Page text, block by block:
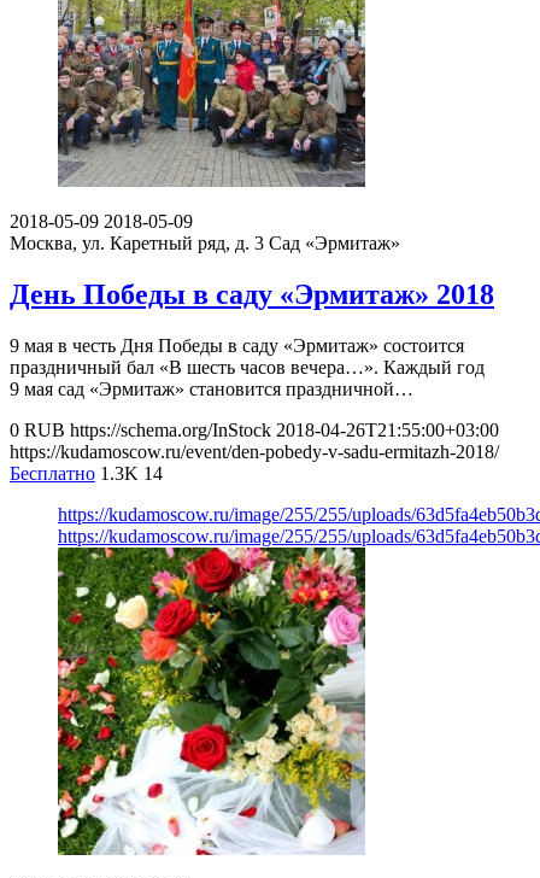
2018-05-09 2018-05-09
Москва, ул. Каретный ряд, д. 3 Сад «Эрмитаж»
День Победы в саду «Эрмитаж» 2018
9 мая в честь Дня Победы в саду «Эрмитаж» состоится
праздничный бал «В шесть часов вечера…». Каждый год
9 мая сад «Эрмитаж» становится праздничной…
0 RUB https://schema.org/InStock 2018-04-26T21:55:00+03:00
https://kudamoscow.ru/event/den-pobedy-v-sadu-ermitazh-2018/
Бесплатно 1.3K 14
https://kudamoscow.ru/image/255/255/uploads/
https://kudamoscow.ru/image/255/255/uploads/